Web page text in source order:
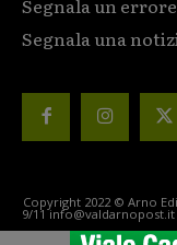
Segnala un errore
Segnala una
Copyright 2022 © Arno
9/11 info@valdarnopost.it